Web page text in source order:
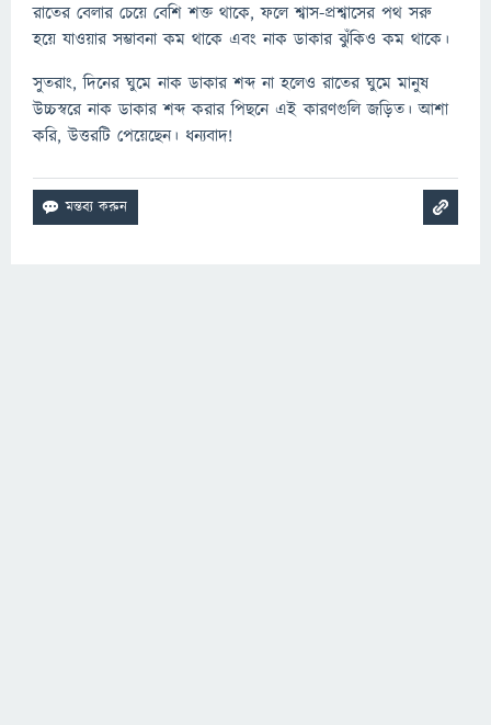
রাতের বেলার চেয়ে বেশি শক্ত থাকে, ফলে শ্বাস-প্রশ্বাসের পথ সরু
হয়ে যাওয়ার সম্ভাবনা কম থাকে এবং নাক ডাকার ঝুঁকিও কম থাকে।
সুতরাং, দিনের ঘুমে নাক ডাকার শব্দ না হলেও রাতের ঘুমে মানুষ
উচ্চস্বরে নাক ডাকার শব্দ করার পিছনে এই কারণগুলি জড়িত। আশা
করি, উত্তরটি পেয়েছেন। ধন্যবাদ!